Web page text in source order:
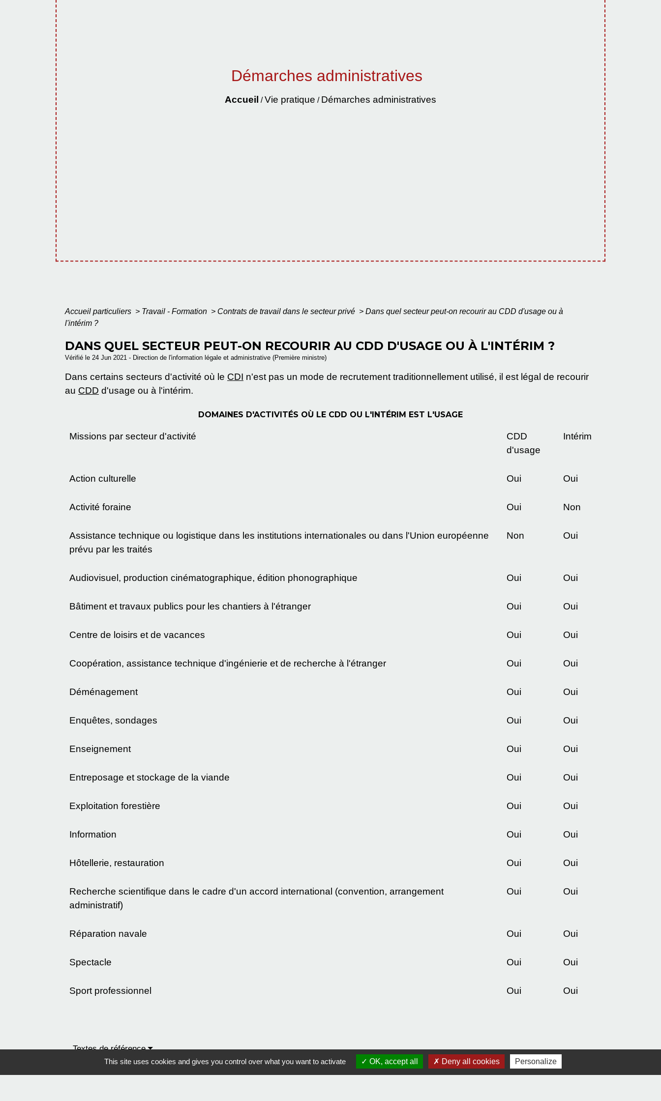
Démarches administratives
Accueil /Vie pratique / Démarches administratives
Accueil particuliers > Travail - Formation > Contrats de travail dans le secteur privé > Dans quel secteur peut-on recourir au CDD d'usage ou à
l'intérim ?
DANS QUEL SECTEUR PEUT-ON RECOURIR AU CDD D'USAGE OU À L'INTÉRIM ?
Vérifié le 24 Jun 2021 - Direction de l'information légale et administrative (Première ministre)
Dans certains secteurs d'activité où le CDI n'est pas un mode de recrutement traditionnellement utilisé, il est légal de recourir
au CDD d'usage ou à l'intérim.
DOMAINES D'ACTIVITÉS OÙ LE CDD OU L'INTÉRIM EST L'USAGE
Missions par secteur d'activité
CDD
d'usage
Intérim
Action culturelle Oui Oui
Activité foraine Oui Non
Assistance technique ou logistique dans les institutions internationales ou dans l'Union européenne
prévu par les traités
Non Oui
Audiovisuel, production cinématographique, édition phonographique Oui Oui
Bâtiment et travaux publics pour les chantiers à l'étranger Oui Oui
Centre de loisirs et de vacances Oui Oui
Coopération, assistance technique d'ingénierie et de recherche à l'étranger Oui Oui
Déménagement Oui Oui
Enquêtes, sondages Oui Oui
Enseignement Oui Oui
Entreposage et stockage de la viande Oui Oui
Exploitation forestière Oui Oui
Information Oui Oui
Hôtellerie, restauration Oui Oui
Recherche scientifique dans le cadre d'un accord international (convention, arrangement
administratif)
Oui Oui
Réparation navale Oui Oui
Spectacle Oui Oui
Sport professionnel Oui Oui
Textes de référence
This site uses cookies and gives you control over what you want to activate OK, accept all Deny all cookies Personalize